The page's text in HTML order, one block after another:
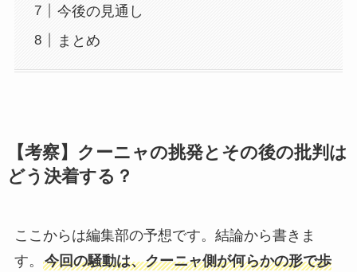
今後の見通し
まとめ
【考察】クーニャの挑発とその後の批判は
どう決着する？
ここからは編集部の予想です。結論から書きま
す。 今回の騒動は、クーニャ側が何らかの形で歩